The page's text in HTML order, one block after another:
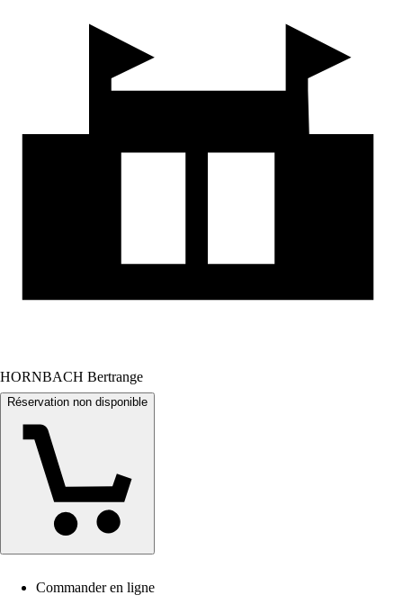
HORNBACH Bertrange
Réservation non disponible
Commander en ligne